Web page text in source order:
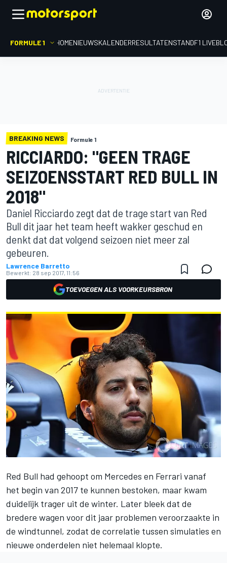
FORMULE 1 HOMENIEUWSKALENDERRESULTATENSTANDF1
BREAKING NEWS Formule 1
RICCIARDO: "GEEN TRAGE
SEIZOENSSTART RED BULL IN
2018"
Daniel Ricciardo zegt dat de trage start van Red
Bull dit jaar het team heeft wakker geschud en
denkt dat dat volgend seizoen niet meer zal
gebeuren.
Lawrence Barretto
Bewerkt: 28 sep 2017, 11:56
TOEVOEGEN ALS VOORKEURSBRON
Red Bull had gehoopt om Mercedes en Ferrari vanaf
het begin van 2017 te kunnen bestoken, maar kwam
duidelijk trager uit de winter. Later bleek dat de
bredere wagen voor dit jaar problemen veroorzaakte in
de windtunnel, zodat de correlatie tussen simulaties en
nieuwe onderdelen niet helemaal klopte.